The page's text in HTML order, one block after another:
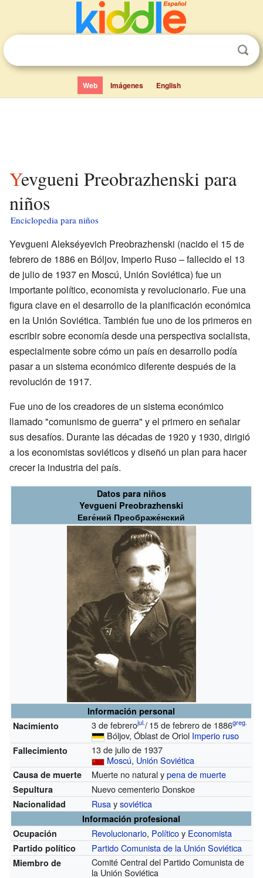
Web Imágenes English
Yevgueni Preobrazhenski para
niños
Enciclopedia para niños
Yevgueni Alekséyevich Preobrazhenski (nacido el 15 de
febrero de 1886 en Bóljov, Imperio Ruso – fallecido el 13
de julio de 1937 en Moscú, Unión Soviética) fue un
importante político, economista y revolucionario. Fue una
figura clave en el desarrollo de la planificación económica
en la Unión Soviética. También fue uno de los primeros en
escribir sobre economía desde una perspectiva socialista,
especialmente sobre cómo un país en desarrollo podía
pasar a un sistema económico diferente después de la
revolución de 1917.
Fue uno de los creadores de un sistema económico
llamado "comunismo de guerra" y el primero en señalar
sus desafíos. Durante las décadas de 1920 y 1930, dirigió
a los economistas soviéticos y diseñó un plan para hacer
crecer la industria del país.
Datos para niños
Yevgueni Preobrazhenski
Евге́ний Преображе́нский
Información personal
Nacimiento
3 de febrerojul./15 de febrero de 1886greg.
Bóljov, Óblast de Oriol Imperio ruso
Fallecimiento
13 de julio de 1937
Moscú, Unión Soviética
Causa de muerte Muerte no natural ypena de muerte
Sepultura Nuevo cementerio Donskoe
Nacionalidad Rusaysoviética
Información profesional
Ocupación
Revolucionario, Políticoy Economista
Partido político Partido Comunista de la Unión Soviética
Miembro de
Comité Central del Partido Comunista de
la Unión Soviética